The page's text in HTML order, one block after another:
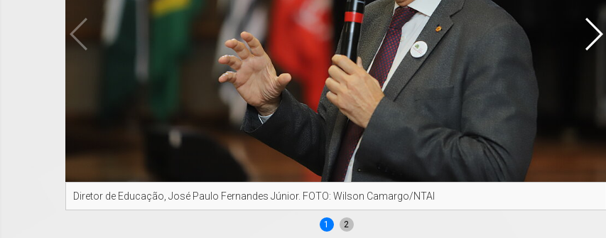
Diretor de Educação, José Paulo Fernandes Júnior. FOTO: Wilson Camargo/NTAI
1 2